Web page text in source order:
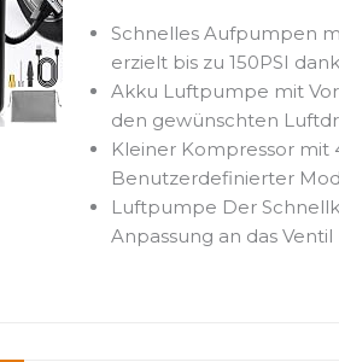
Schnelles Aufpumpen
erzielt bis zu 150PSI
Akku Luftpumpe mit
den gewünschten
Kleiner Kompressor
Benutzerdefinierter
Luftpumpe Der
Anpassung an das